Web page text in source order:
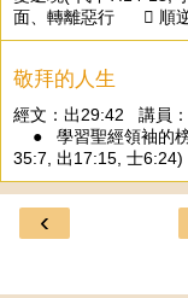
面、轉離惡行  順
敬拜的人生
經文：出29:42 講員
● 學習聖經領袖的
35:7, 出17:15, 士
‹